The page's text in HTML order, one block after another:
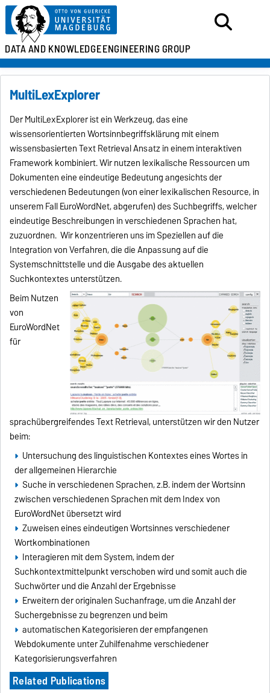
DATA AND KNOWLEDGEENGINEERING GROUP
MultiLexExplorer
Der MultiLexExplorer ist ein Werkzeug, das eine
wissensorientierten Wortsinnbegriffsklärung mit einem
wissensbasierten Text Retrieval Ansatz in einem interaktiven
Framework kombiniert. Wir nutzen lexikalische Ressourcen um
Dokumenten eine eindeutige Bedeutung angesichts der
verschiedenen Bedeutungen (von einer lexikalischen Resource, in
unserem Fall EuroWordNet, abgerufen) des Suchbegriffs, welcher
eindeutige Beschreibungen in verschiedenen Sprachen hat,
zuzuordnen. Wir konzentrieren uns im Speziellen auf die
Integration von Verfahren, die die Anpassung auf die
Systemschnittstelle und die Ausgabe des aktuellen
Suchkontextes unterstützen.
Beim Nutzen
von
EuroWordNet
für
sprachübergreifendes Text Retrieval, unterstützen wir den Nutzer
beim:
Untersuchung des linguistischen Kontextes eines Wortes in
der allgemeinen Hierarchie
Suche in verschiedenen Sprachen, z.B. indem der Wortsinn
zwischen verschiedenen Sprachen mit dem Index von
EuroWordNet übersetzt wird
Zuweisen eines eindeutigen Wortsinnes verschiedener
Wortkombinationen
Interagieren mit dem System, indem der
Suchkontextmittelpunkt verschoben wird und somit auch die
Suchwörter und die Anzahl der Ergebnisse
Erweitern der originalen Suchanfrage, um die Anzahl der
Suchergebnisse zu begrenzen und beim
automatischen Kategorisieren der empfangenen
Webdokumente unter Zuhilfenahme verschiedener
Kategorisierungsverfahren
Related Publications